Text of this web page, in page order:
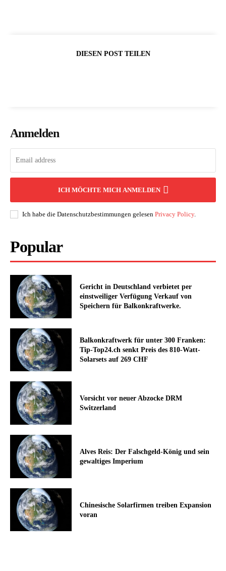
DIESEN POST TEILEN
Anmelden
ICH MÖCHTE MICH ANMELDEN
Ich habe die Datenschutzbestimmungen gelesen Privacy Policy.
Popular
Gericht in Deutschland verbietet per
einstweiliger Verfügung Verkauf von
Speichern für Balkonkraftwerke.
Balkonkraftwerk für unter 300 Franken:
Tip-Top24.ch senkt Preis des 810-Watt-
Solarsets auf 269 CHF
Vorsicht vor neuer Abzocke DRM
Switzerland
Alves Reis: Der Falschgeld-König und sein
gewaltiges Imperium
Chinesische Solarfirmen treiben Expansion
voran